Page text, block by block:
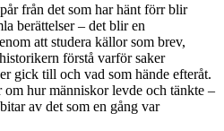
från det som har hänt förr blir
berättelser – det blir en
att studera källor som brev,
förstå varför saker
gick till och vad som hände efteråt.
om hur människor levde och tänkte –
av det som en gång var